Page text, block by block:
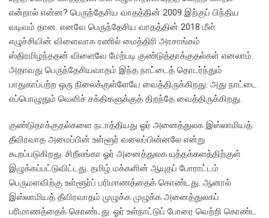
என்றால் என்ன? பெருந்தேசிய வாதத்தின் 2009 இற்குப் பிந்திய
வடிவம் தான. எனவே பெருந்தேசிய வாதத்தின் 2018 மீள்
எழுச்சியின் விளைவாக ரணில் மைத்திரி அரசாங்கம்
ஸ்திரமிழந்ததன் விளைவே மேற்படி குண்டுத்தாக்குதல்கள் எனலாம்.
அதாவது பெருந்தேசியவாதம் இந்த நாட்டைத் தொடர்ந்தும்
பாதுகாப்பற்ற ஒரு நிலைக்குள்ளேயே வைத்திருக்கிறது. அது நாட்டை
எப்பொழுதும் வெளிச் சக்திகளுக்குத் திறந்தே வைத்திருக்கிறது.
குண்டுதாக்குதல்களை நடாத்தியது ஓர் அனைத்துலக இஸ்லாமியத்
தீவிரவாத அமைப்பின் உள்ளூர் வலைப்பின்னலே என்று
கூறப்படுகிறது. சிறீலங்கா ஓர் அனைத்துலக யுத்தக்களத்திற்குள்
இழுக்கப்பட்டுவிட்டது. தமிழ் மக்களின் ஆயுதப் போராட்டம்
பெருமளவிற்கு உள்ளூர்ப் பரிமாணத்தைக் கொண்டது. ஆனால்
இஸ்லாமியத் தீவிரவாதம் முழுக்க முழுக்க அனைத்துலகப்
பரிமாணத்தைக் கொண்டது. ஓர் உள்நாட்டுப் போரை வெற்றி கொண்ட